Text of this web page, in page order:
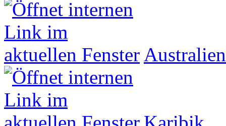
Australien